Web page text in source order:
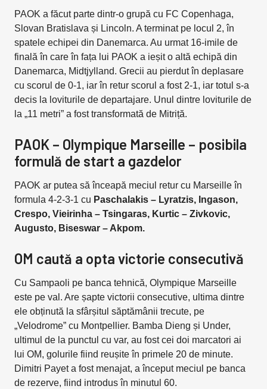
PAOK a făcut parte dintr-o grupă cu FC Copenhaga,
Slovan Bratislava și Lincoln. A terminat pe locul 2, în
spatele echipei din Danemarca. Au urmat 16-imile de
finală în care în fața lui PAOK a ieșit o altă echipă din
Danemarca, Midtjylland. Grecii au pierdut în deplasare
cu scorul de 0-1, iar în retur scorul a fost 2-1, iar totul s-a
decis la loviturile de departajare. Unul dintre loviturile de
la „11 metri” a fost transformată de Mitriță.
PAOK – Olympique Marseille – posibila
formulă de start a gazdelor
PAOK ar putea să înceapă meciul retur cu Marseille în
formula 4-2-3-1 cu Paschalakis – Lyratzis, Ingason,
Crespo, Vieirinha – Tsingaras, Kurtic – Zivkovic,
Augusto, Biseswar – Akpom.
OM caută a opta victorie consecutivă
Cu Sampaoli pe banca tehnică, Olympique Marseille
este pe val. Are șapte victorii consecutive, ultima dintre
ele obținută la sfârșitul săptămânii trecute, pe
„Velodrome” cu Montpellier. Bamba Dieng și Under,
ultimul de la punctul cu var, au fost cei doi marcatori ai
lui OM, golurile fiind reușite în primele 20 de minute.
Dimitri Payet a fost menajat, a început meciul pe banca
de rezerve, fiind introdus în minutul 60.